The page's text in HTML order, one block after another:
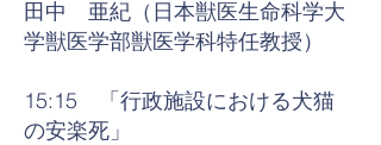
田中 亜紀（日本獣医生命科学大
学獣医学部獣医学科特任教授）
15:15 「行政施設における犬猫
の安楽死」